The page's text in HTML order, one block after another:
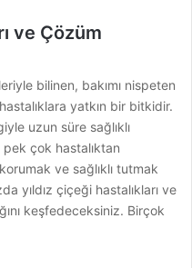
ve Çözüm
bilinen, bakımı nispeten
yatkın bir bitkidir.
uzun süre sağlıklı
pek çok hastalıktan
ve sağlıklı tutmak
yıldız çiçeği hastalıkları ve
keşfedeceksiniz. Birçok